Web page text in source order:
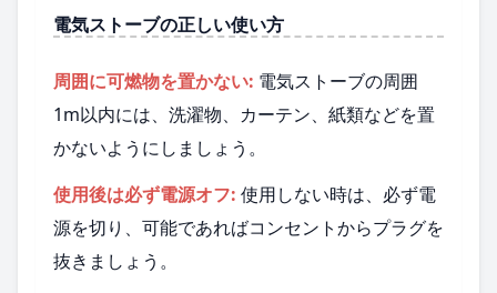
電気ストーブの正しい使い方
周囲に可燃物を置かない: 電気ストーブの周囲
1m以内には、洗濯物、カーテン、紙類などを置
かないようにしましょう。
使用後は必ず電源オフ: 使用しない時は、必ず電
源を切り、可能であればコンセントからプラグを
抜きましょう。